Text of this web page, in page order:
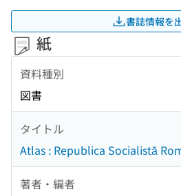
書誌情報を
紙
資料種別
図書
タイトル
Atlas : Republica Socialistă
著者・編者